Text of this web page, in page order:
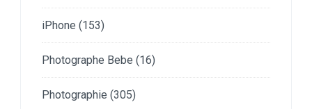
iPhone (153)
Photographe Bebe (16)
Photographie (305)